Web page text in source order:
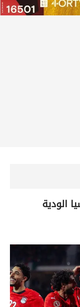
الودية